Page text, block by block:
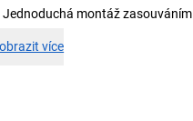
Jednoduchá montáž zasouváním
více